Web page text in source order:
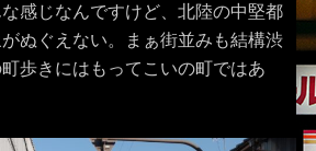
感じなんですけど、北陸の中堅都
ぬぐえない。まぁ街並みも結構渋
歩きにはもってこいの町ではあ